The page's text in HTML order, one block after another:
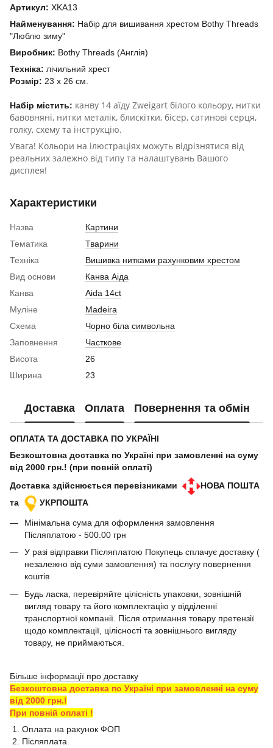
Артикул: XKA13
Найменування: Набір для вишивання хрестом Bothy Threads
"Люблю зиму"
Виробник: Bothy Threads (Англія)
Техніка: лічильний хрест
Розмір: 23 х 26 см.
Набір містить: канву 14 аїду Zweigart білого кольору, нитки
бавовняні, нитки металік, блискітки, бісер, сатинові серця,
голку, схему та інструкцію.
Увага! Кольори на ілюстраціях можуть відрізнятися від
реальних залежно від типу та налаштувань Вашого
дисплея!
Характеристики
Назва
Картини
Тематика
Тварини
Техніка
Вишивка нитками рахунковим хрестом
Вид основи
Канва Аіда
Канва
Aida 14ct
Муліне
Madeira
Схема
Чорно біла символьна
Заповнення
Часткове
Висота
26
Ширина
23
Доставка Оплата Повернення та обмін
ОПЛАТА ТА ДОСТАВКА ПО УКРАЇНІ
Безкоштовна доставка по Україні при замовленні на суму
від 2000 грн.! (при повній оплаті)
Доставка здійснюється перевізниками
НОВА ПОШТА
та
УКРПОШТА
Мінімальна сума для оформлення замовлення
Післяплатою - 500.00 грн
У разі відправки Післяплатою Покупець сплачує доставку (
незалежно від суми замовлення) та послугу повернення
коштів
Будь ласка, перевіряйте цілісність упаковки, зовнішній
вигляд товару та його комплектацію у відділенні
транспортної компанії. Після отримання товару претензії
щодо комплектації, цілісності та зовнішнього вигляду
товару, не приймаються.
Більше інформації про доставку
Безкоштовна доставка по Україні при замовленні на суму
від 2000 грн.!
При повній оплаті !
1. Оплата на рахунок ФОП
2. Післяплата.